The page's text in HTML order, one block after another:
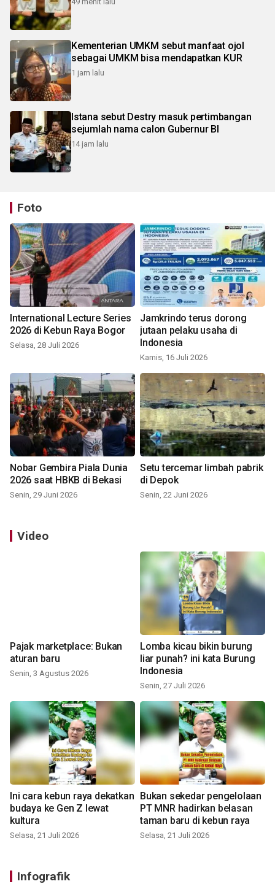
Kementerian UMKM sebut manfaat ojol
sebagai UMKM bisa mendapatkan KUR
1 jam lalu
Istana sebut Destry masuk pertimbangan
sejumlah nama calon Gubernur BI
14 jam lalu
Foto
International Lecture Series
2026 di Kebun Raya Bogor
Selasa, 28 Juli 2026
Jamkrindo terus dorong
jutaan pelaku usaha di
Indonesia
Kamis, 16 Juli 2026
Nobar Gembira Piala Dunia
2026 saat HBKB di Bekasi
Senin, 29 Juni 2026
Setu tercemar limbah pabrik
di Depok
Senin, 22 Juni 2026
Video
Pajak marketplace: Bukan
aturan baru
Senin, 3 Agustus 2026
Lomba kicau bikin burung
liar punah? ini kata Burung
Indonesia
Senin, 27 Juli 2026
Ini cara kebun raya dekatkan
budaya ke Gen Z lewat
kultura
Selasa, 21 Juli 2026
Bukan sekedar pengelolaan
PT MNR hadirkan belasan
taman baru di kebun raya
Selasa, 21 Juli 2026
Infografik